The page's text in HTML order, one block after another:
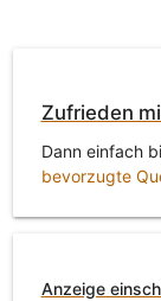
Zufrieden
Dann einfach
bevorzugte
Anzeige